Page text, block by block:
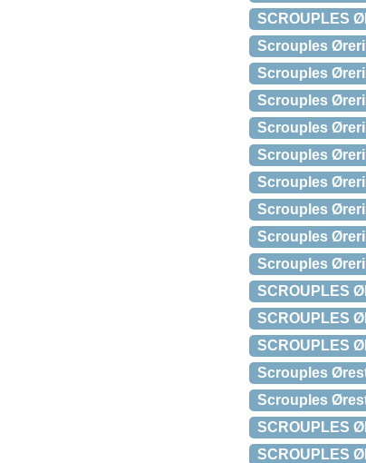
SCROUPLES
Scrouples
Scrouples
Scrouples
Scrouples
Scrouples
Scrouples
Scrouples
Scrouples
Scrouples
SCROUPLES
SCROUPLES
SCROUPLES
Scrouples
Scrouples
SCROUPLES
SCROUPLES